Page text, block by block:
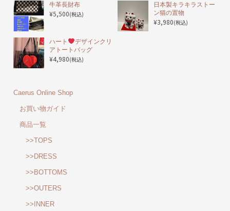
️牛革長財布
¥5,500(税込)
日本製キラキラストー
ン猫の置物
¥3,980(税込)
ハート
デザインクリ
アトートバッグ
¥4,980(税込)
Caerus Online Shop
お買い物ガイド
商品一覧
>>TOPS
>>DRESS
>>BOTTOMS
>>OUTERS
>>INNER